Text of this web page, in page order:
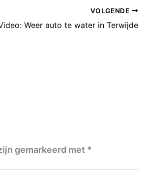
VOLGENDE
Weer auto te water in Terwijde
gemarkeerd met *